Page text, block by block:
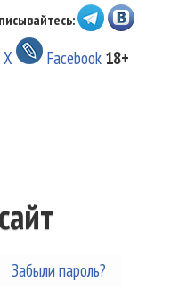
X Facebook 18+
вкладка)
Забыли пароль?